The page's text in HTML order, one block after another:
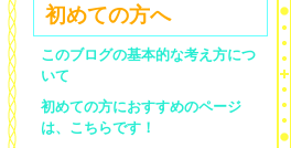
初めての方へ
このブログの基本的な考え方につ
いて
初めての方におすすめのページ
は、こちらです！